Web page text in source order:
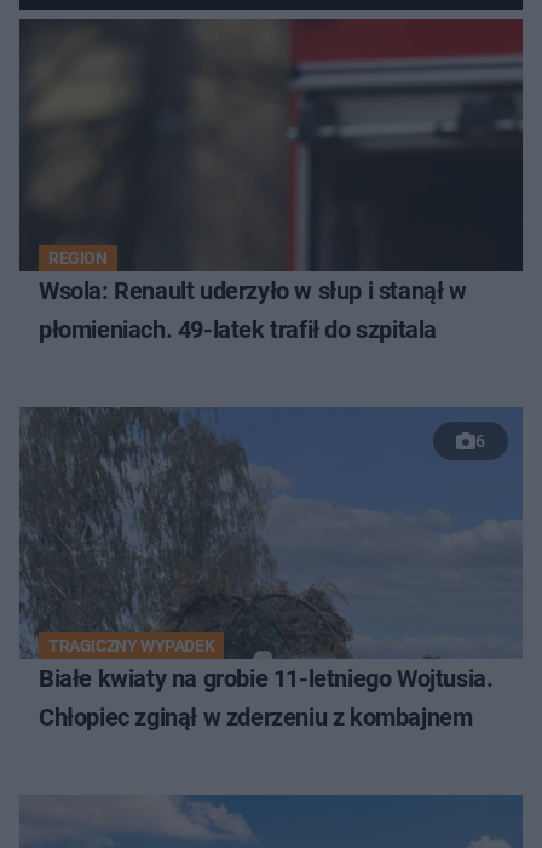
REGION
Wsola: Renault uderzyło w słup i stanął w
płomieniach. 49-latek trafił do szpitala
6
TRAGICZNY WYPADEK
Białe kwiaty na grobie 11-letniego Wojtusia.
Chłopiec zginął w zderzeniu z kombajnem